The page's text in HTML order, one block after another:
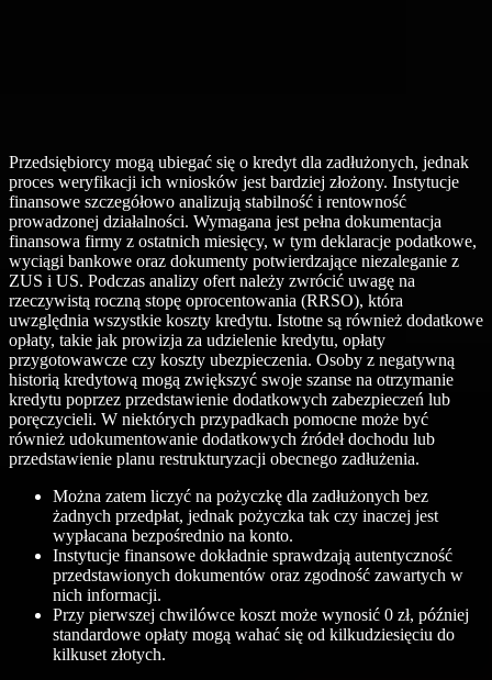
Przedsiębiorcy mogą ubiegać się o kredyt dla zadłużonych, jednak
proces weryfikacji ich wniosków jest bardziej złożony. Instytucje
finansowe szczegółowo analizują stabilność i rentowność
prowadzonej działalności. Wymagana jest pełna dokumentacja
finansowa firmy z ostatnich miesięcy, w tym deklaracje podatkowe,
wyciągi bankowe oraz dokumenty potwierdzające niezaleganie z
ZUS i US. Podczas analizy ofert należy zwrócić uwagę na
rzeczywistą roczną stopę oprocentowania (RRSO), która
uwzględnia wszystkie koszty kredytu. Istotne są również dodatkowe
opłaty, takie jak prowizja za udzielenie kredytu, opłaty
przygotowawcze czy koszty ubezpieczenia. Osoby z negatywną
historią kredytową mogą zwiększyć swoje szanse na otrzymanie
kredytu poprzez przedstawienie dodatkowych zabezpieczeń lub
poręczycieli. W niektórych przypadkach pomocne może być
również udokumentowanie dodatkowych źródeł dochodu lub
przedstawienie planu restrukturyzacji obecnego zadłużenia.
Można zatem liczyć na pożyczkę dla zadłużonych bez
żadnych przedpłat, jednak pożyczka tak czy inaczej jest
wypłacana bezpośrednio na konto.
Instytucje finansowe dokładnie sprawdzają autentyczność
przedstawionych dokumentów oraz zgodność zawartych w
nich informacji.
Przy pierwszej chwilówce koszt może wynosić 0 zł, później
standardowe opłaty mogą wahać się od kilkudziesięciu do
kilkuset złotych.